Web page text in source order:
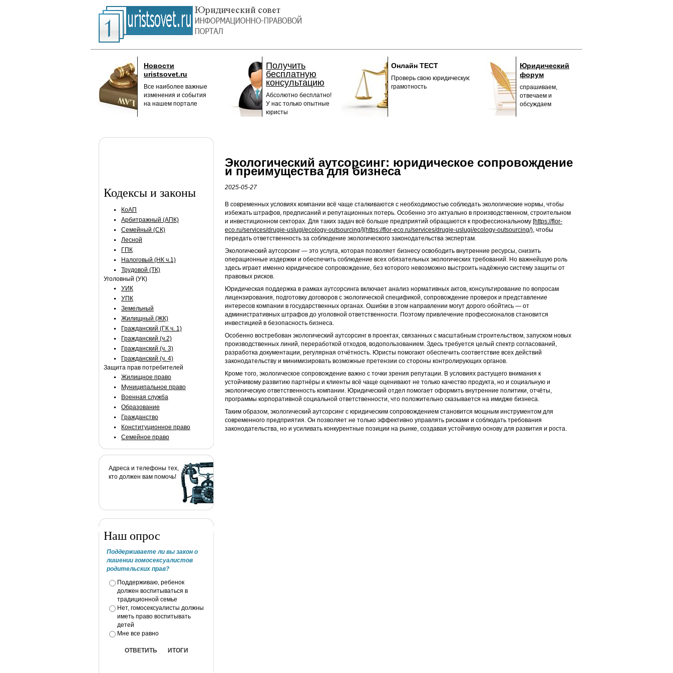
Новости
uristsovet.ru
Все наиболее важные
изменения и события
на нашем портале
Получить
бесплатную
консультацию
Абсолютно бесплатно!
У нас только опытные
юристы
Онлайн ТЕСТ
Проверь свою юридическую
грамотность
Юридический
форум
спрашиваем,
отвечаем и
обсуждаем
Кодексы и законы
КоАП
Арбитражный (АПК)
Семейный (СК)
Лесной
ГПК
Налоговый (НК ч.1)
Трудовой (ТК)
Уголовный (УК)
УИК
УПК
Земельный
Жилищный (ЖК)
Гражданский (ГК ч. 1)
Гражданский (ч.2)
Гражданский (ч. 3)
Гражданский (ч. 4)
Защита прав потребителей
Жилищное право
Муниципальное право
Военная служба
Образование
Гражданство
Конституционное право
Семейное право
Адреса и телефоны тех,
кто должен вам помочь!
Наш опрос
Поддерживаете ли вы закон о
лишении гомосексуалистов
родительских прав?
Поддерживаю, ребенок
должен воспитываться в
традиционной семье
Нет, гомосексуалисты должны
иметь право воспитывать
детей
Мне все равно
Экологический аутсорсинг: юридическое сопровождение
и преимущества для бизнеса
2025-05-27
В современных условиях компании всё чаще сталкиваются с необходимостью соблюдать экологические нормы, чтобы
избежать штрафов, предписаний и репутационных потерь. Особенно это актуально в производственном, строительном
и инвестиционном секторах. Для таких задач всё больше предприятий обращаются к профессиональному [https://flor-
eco.ru/services/drugie-uslugi/ecology-outsourcing/](https://flor-eco.ru/services/drugie-uslugi/ecology-outsourcing/), чтобы
передать ответственность за соблюдение экологического законодательства экспертам.
Экологический аутсорсинг — это услуга, которая позволяет бизнесу освободить внутренние ресурсы, снизить
операционные издержки и обеспечить соблюдение всех обязательных экологических требований. Но важнейшую роль
здесь играет именно юридическое сопровождение, без которого невозможно выстроить надёжную систему защиты от
правовых рисков.
Юридическая поддержка в рамках аутсорсинга включает анализ нормативных актов, консультирование по вопросам
лицензирования, подготовку договоров с экологической спецификой, сопровождение проверок и представление
интересов компании в государственных органах. Ошибки в этом направлении могут дорого обойтись — от
административных штрафов до уголовной ответственности. Поэтому привлечение профессионалов становится
инвестицией в безопасность бизнеса.
Особенно востребован экологический аутсорсинг в проектах, связанных с масштабным строительством, запуском новых
производственных линий, переработкой отходов, водопользованием. Здесь требуется целый спектр согласований,
разработка документации, регулярная отчётность. Юристы помогают обеспечить соответствие всех действий
законодательству и минимизировать возможные претензии со стороны контролирующих органов.
Кроме того, экологическое сопровождение важно с точки зрения репутации. В условиях растущего внимания к
устойчивому развитию партнёры и клиенты всё чаще оценивают не только качество продукта, но и социальную и
экологическую ответственность компании. Юридический отдел помогает оформить внутренние политики, отчёты,
программы корпоративной социальной ответственности, что положительно сказывается на имидже бизнеса.
Таким образом, экологический аутсорсинг с юридическим сопровождением становится мощным инструментом для
современного предприятия. Он позволяет не только эффективно управлять рисками и соблюдать требования
законодательства, но и усиливать конкурентные позиции на рынке, создавая устойчивую основу для развития и роста.